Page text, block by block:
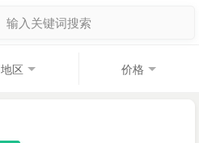
输入关键词搜索
地区 价格